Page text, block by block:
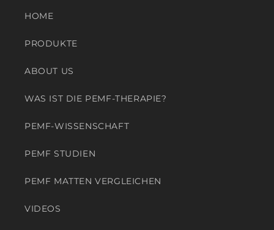
HOME
PRODUKTE
ABOUT US
WAS IST DIE PEMF-THERAPIE?
PEMF-WISSENSCHAFT
PEMF STUDIEN
PEMF MATTEN VERGLEICHEN
VIDEOS